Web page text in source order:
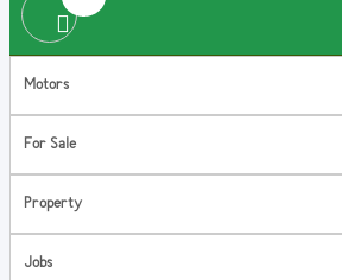
Motors
For Sale
Property
Jobs